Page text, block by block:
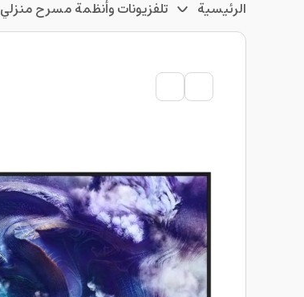
الرئيسية تلفزيونات وأنظمة مسرح منزلي